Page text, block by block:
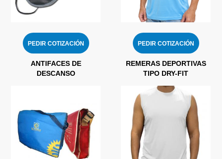
PEDIR COTIZACIÓN
ANTIFACES DE
DESCANSO
PEDIR COTIZACIÓN
REMERAS DEPORTIVAS
TIPO DRY-FIT